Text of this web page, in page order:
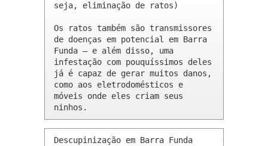
seja, eliminação de ratos)
Os ratos também são transmissores
de doenças em potencial em Barra
Funda – e além disso, uma
infestação com pouquíssimos deles
já é capaz de gerar muitos danos,
como aos eletrodomésticos e
móveis onde eles criam seus
ninhos.
Descupinização em Barra Funda